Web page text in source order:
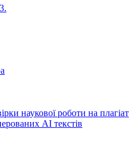
наукової роботи на плагіат
АІ текстів